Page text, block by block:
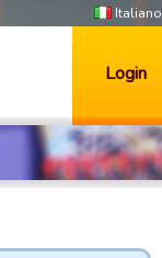
Italiano
Login